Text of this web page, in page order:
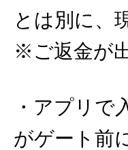
とは別に、
※ご返金が
・アプリで
がゲート前